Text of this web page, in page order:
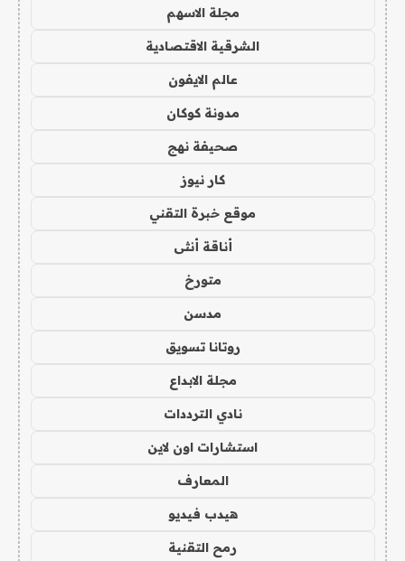
مجلة الاسهم
الشرقية الاقتصادية
عالم الايفون
مدونة كوكان
صحيفة نهج
كار نيوز
موقع خبرة التقني
أناقة أنثى
متورخ
مدسن
روتانا تسويق
مجلة الابداع
نادي الترددات
استشارات اون لاين
المعارف
هيدب فيديو
رمح التقنية